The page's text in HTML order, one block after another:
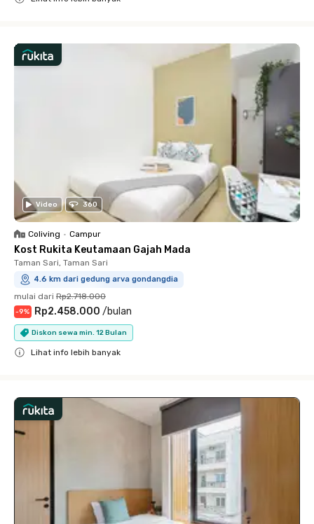
Video 360
Coliving • Campur
Kost Rukita Keutamaan Gajah Mada
Taman Sari, Taman Sari
4.6 km dari gedung arva gondangdia
mulai dari Rp2.718.000
-9% Rp2.458.000 /bulan
Diskon sewa min. 12 Bulan
Lihat info lebih banyak